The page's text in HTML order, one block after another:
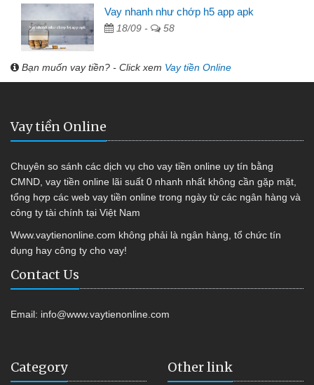
Vay nhanh như chớp h5 app apk
18/09 - 58
Bạn muốn vay tiền? - Click xem Vay tiền Online
Vay tiền Online
Chuyên so sánh các dịch vụ cho vay tiền online uy tín bằng
CMND, vay tiền online lãi suất 0 nhanh nhất không cần gặp mặt,
tổng hợp các web vay tiền online trong ngày từ các ngân hàng và
công ty tài chính tại Việt Nam
Www.vaytienonline.com không phải là ngân hàng, tổ chức tín
dụng hay công ty cho vay!
Contact Us
Email: info@www.vaytienonline.com
Category Other link